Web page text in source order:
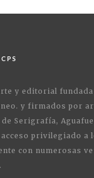
y editorial
y firmados por
de Serigrafía,
privilegiado a
con numerosas